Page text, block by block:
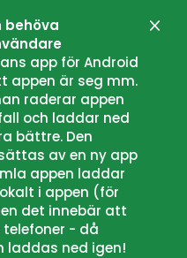
behöva
app för Android
appen är seg mm.
raderar appen
och laddar ned
bättre. Den
av en ny app
appen laddar
i appen (för
det innebär att
- då
laddas ned igen!
Lukk